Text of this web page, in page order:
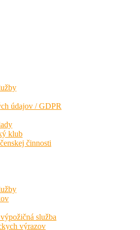
údajov / GDPR
klub
činnosti
služba
výrazov